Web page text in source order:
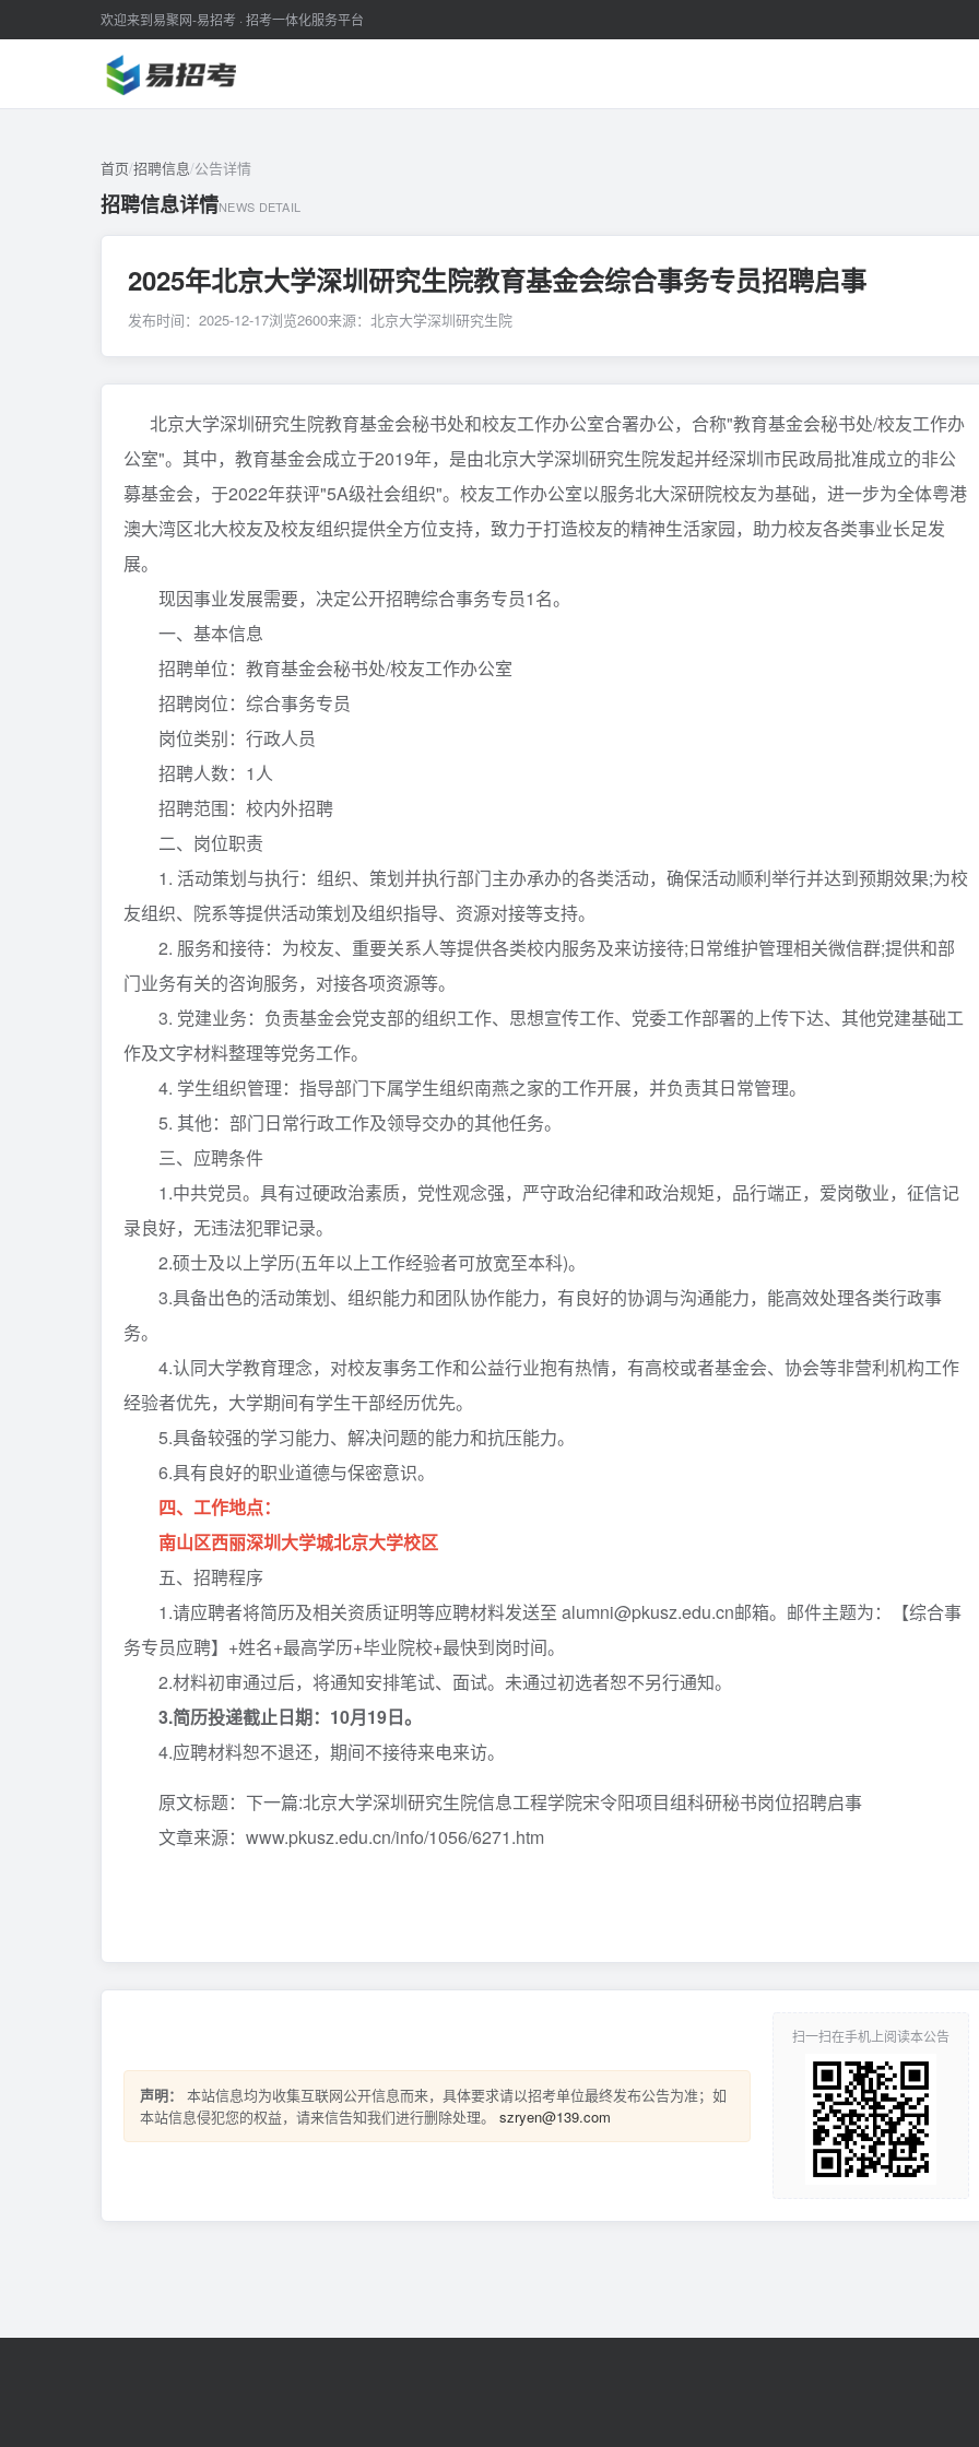
欢迎来到易聚网-易招考 · 招考一体化服务平台
首页/招聘信息/公告详情
招聘信息详情NEWS DETAIL
2025年北京大学深圳研究生院教育基金会综合事务专员招聘启事
发布时间：2025-12-17浏览2600来源：北京大学深圳研究生院
北京大学深圳研究生院教育基金会秘书处和校友工作办公室合署办公，合称"教育基金会秘书处/校友工作办
公室"。其中，教育基金会成立于2019年，是由北京大学深圳研究生院发起并经深圳市民政局批准成立的非公
募基金会，于2022年获评"5A级社会组织"。校友工作办公室以服务北大深研院校友为基础，进一步为全体粤港
澳大湾区北大校友及校友组织提供全方位支持，致力于打造校友的精神生活家园，助力校友各类事业长足发
展。
现因事业发展需要，决定公开招聘综合事务专员1名。
一、基本信息
招聘单位：教育基金会秘书处/校友工作办公室
招聘岗位：综合事务专员
岗位类别：行政人员
招聘人数：1人
招聘范围：校内外招聘
二、岗位职责
1. 活动策划与执行：组织、策划并执行部门主办承办的各类活动，确保活动顺利举行并达到预期效果;为校
友组织、院系等提供活动策划及组织指导、资源对接等支持。
2. 服务和接待：为校友、重要关系人等提供各类校内服务及来访接待;日常维护管理相关微信群;提供和部
门业务有关的咨询服务，对接各项资源等。
3. 党建业务：负责基金会党支部的组织工作、思想宣传工作、党委工作部署的上传下达、其他党建基础工
作及文字材料整理等党务工作。
4. 学生组织管理：指导部门下属学生组织南燕之家的工作开展，并负责其日常管理。
5. 其他：部门日常行政工作及领导交办的其他任务。
三、应聘条件
1.中共党员。具有过硬政治素质，党性观念强，严守政治纪律和政治规矩，品行端正，爱岗敬业，征信记
录良好，无违法犯罪记录。
2.硕士及以上学历(五年以上工作经验者可放宽至本科)。
3.具备出色的活动策划、组织能力和团队协作能力，有良好的协调与沟通能力，能高效处理各类行政事
务。
4.认同大学教育理念，对校友事务工作和公益行业抱有热情，有高校或者基金会、协会等非营利机构工作
经验者优先，大学期间有学生干部经历优先。
5.具备较强的学习能力、解决问题的能力和抗压能力。
6.具有良好的职业道德与保密意识。
四、工作地点：
南山区西丽深圳大学城北京大学校区
五、招聘程序
1.请应聘者将简历及相关资质证明等应聘材料发送至 alumni@pkusz.edu.cn邮箱。邮件主题为：【综合事
务专员应聘】+姓名+最高学历+毕业院校+最快到岗时间。
2.材料初审通过后，将通知安排笔试、面试。未通过初选者恕不另行通知。
3.简历投递截止日期：10月19日。
4.应聘材料恕不退还，期间不接待来电来访。
原文标题：下一篇:北京大学深圳研究生院信息工程学院宋令阳项目组科研秘书岗位招聘启事
文章来源：www.pkusz.edu.cn/info/1056/6271.htm
声明：
本站信息均为收集互联网公开信息而来，具体要求请以招考单位最终发布公告为准；如
本站信息侵犯您的权益，请来信告知我们进行删除处理。 szryen@139.com
扫一扫在手机上阅读本公告